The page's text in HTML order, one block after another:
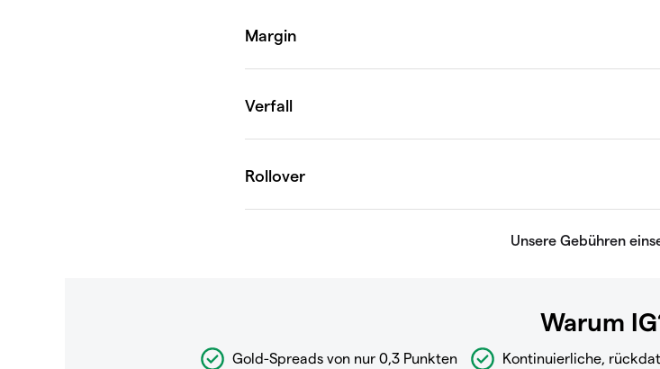
Warum
Gold-Spreads von nur 0,3 Punkten
Kontinuierliche,